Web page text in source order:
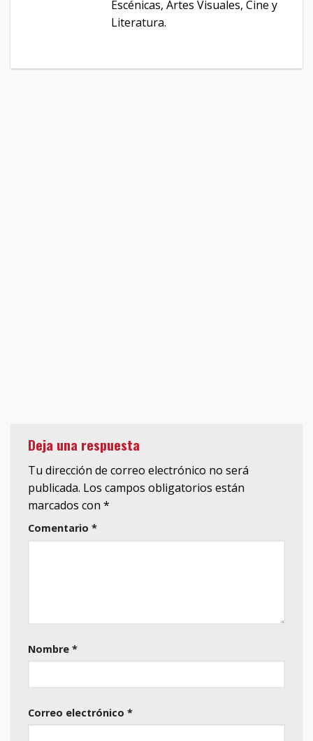
Escénicas, Artes Visuales, Cine y
Literatura.
Deja una respuesta
Tu dirección de correo electrónico no será
publicada. Los campos obligatorios están
marcados con *
Comentario *
Nombre *
Correo electrónico *